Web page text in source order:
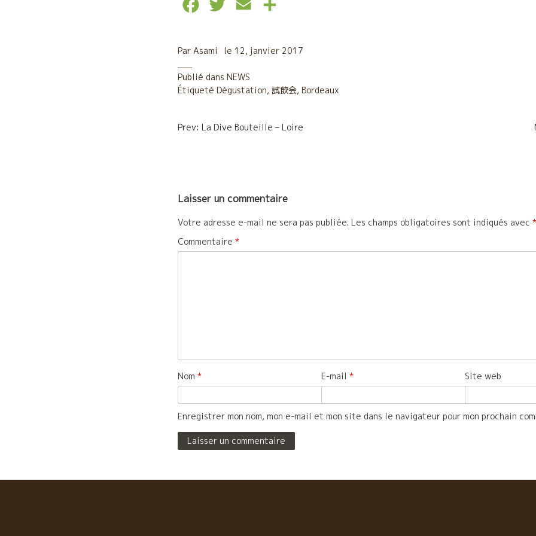
c
b
o
i
t
r
a
l
r
a
e
Par Asami le 12, janvier 2017
Publié dans NEWS
Étiqueté Dégustation, 試飲会, Bordeaux
Navigation
Prev: La Dive Bouteille – Loire
Laisser un commentaire
Votre adresse e-mail ne sera pas publiée. Les champs obligatoires sont indiqués avec *
Commentaire *
Nom * E-mail * Site web
Enregistrer mon nom, mon e-mail et mon site dans le navigateur pour mon prochain